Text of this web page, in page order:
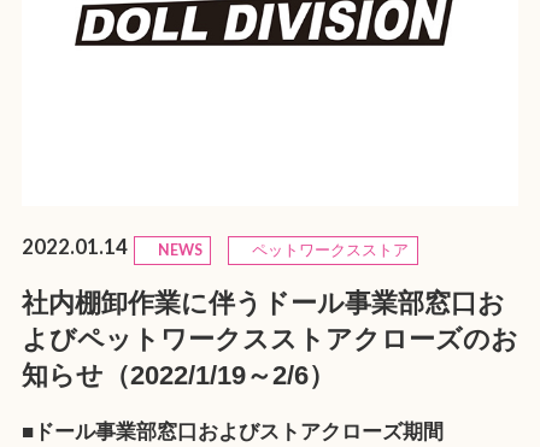
2022.01.14 NEWS ペットワークスストア
社内棚卸作業に伴うドール事業部窓口お
よびペットワークスストアクローズのお
知らせ（2022/1/19～2/6）
■ドール事業部窓口およびストアクローズ期間